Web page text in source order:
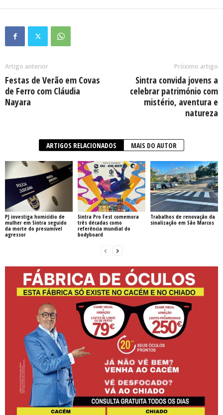
Artigo anterior
Festas de Verão em Covas
de Ferro com Cláudia
Nayara
Próximo artigo
Sintra convida jovens a
celebrar património com
mistério, aventura e
natureza
ARTIGOS RELACIONADOS MAIS DO AUTOR
PJ investiga homicídio de
mulher em Sintra seguido
da morte do presumível
agressor
Sintra Pro Fest comemora
três décadas como
referência mundial do
bodyboard
Trabalhos de renovação da
sinalização em São Marcos